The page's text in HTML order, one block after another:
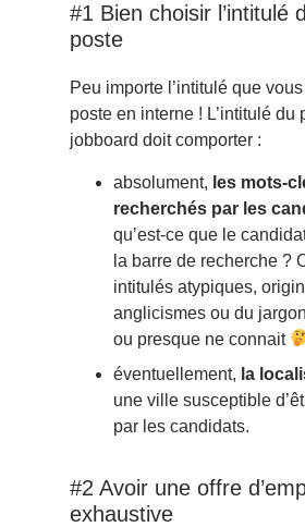
#1 Bien choisir l’intitulé
poste
Peu importe l’intitulé que
poste en interne ! L’intitulé du
jobboard doit comporter :
absolument, les mots-
recherchés par les
qu’est-ce que le
la barre de recherche ?
intitulés atypiques,
anglicismes ou du
ou presque ne connait
éventuellement, la
une ville susceptible
par les candidats.
#2 Avoir une offre
exhaustive